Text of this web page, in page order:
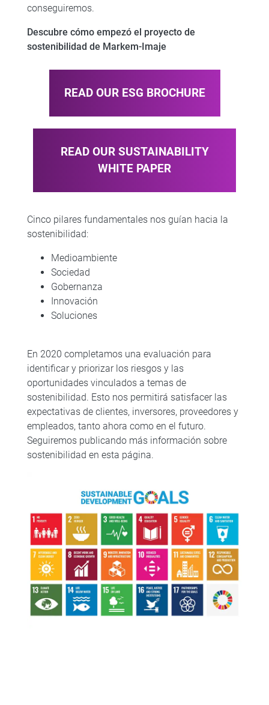
conseguiremos.​
Descubre cómo empezó el proyecto de
sostenibilidad de Markem-Imaje
READ OUR ESG BROCHURE
READ OUR SUSTAINABILITY
WHITE PAPER
Cinco pilares fundamentales nos guían hacia la
sostenibilidad:
Medioambiente
Sociedad
Gobernanza
Innovación
Soluciones
En 2020 completamos una evaluación para
identificar y priorizar los riesgos y las
oportunidades vinculados a temas de
sostenibilidad. Esto nos permitirá satisfacer las
expectativas de clientes, inversores, proveedores y
empleados, tanto ahora como en el futuro.
Seguiremos publicando más información sobre
sostenibilidad en esta página.